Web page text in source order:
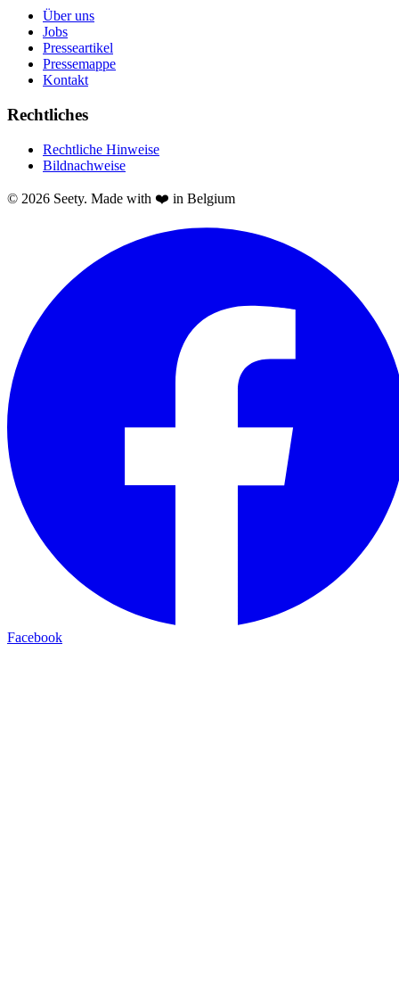
Über uns
Jobs
Presseartikel
Pressemappe
Kontakt
Rechtliches
Rechtliche Hinweise
Bildnachweise
© 2026 Seety. Made with ❤️ in Belgium
Facebook